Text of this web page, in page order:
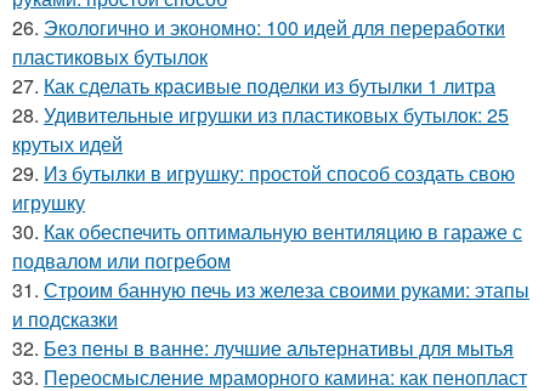
26. Экологично и экономно: 100 идей для переработки
пластиковых бутылок
27. Как сделать красивые поделки из бутылки 1 литра
28. Удивительные игрушки из пластиковых бутылок: 25
крутых идей
29. Из бутылки в игрушку: простой способ создать свою
игрушку
30. Как обеспечить оптимальную вентиляцию в гараже с
подвалом или погребом
31. Строим банную печь из железа своими руками: этапы
и подсказки
32. Без пены в ванне: лучшие альтернативы для мытья
33. Переосмысление мраморного камина: как пенопласт